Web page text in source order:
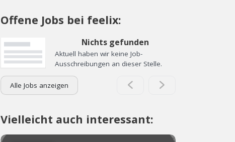
Offene Jobs bei feelix:
Nichts gefunden
Aktuell haben wir keine Job-
Ausschreibungen an dieser Stelle.
Alle Jobs anzeigen
Vielleicht auch interessant: